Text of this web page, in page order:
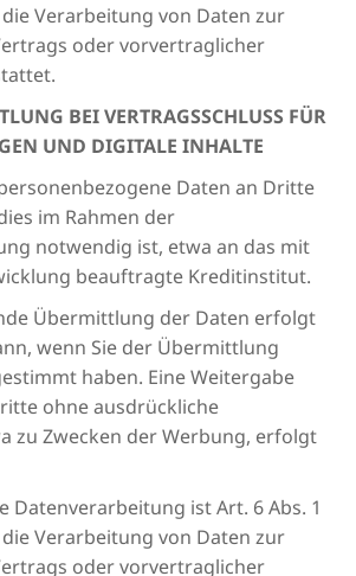
die Verarbeitung von Daten zur
oder vorvertraglicher
BEI VERTRAGSSCHLUSS FÜR
UND DIGITALE INHALTE
Daten an Dritte
im Rahmen der
notwendig ist, etwa an das mit
beauftragte Kreditinstitut.
Übermittlung der Daten erfolgt
wenn Sie der Übermittlung
haben. Eine Weitergabe
ohne ausdrückliche
zu Zwecken der Werbung, erfolgt
Datenverarbeitung ist Art. 6 Abs. 1
die Verarbeitung von Daten zur
oder vorvertraglicher